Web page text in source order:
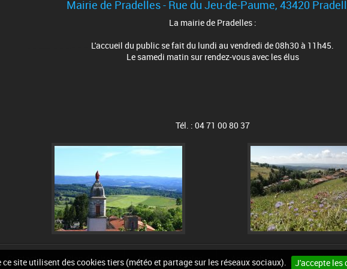
site utilisent des cookies tiers (météo et partage sur les réseaux sociaux). J'accepte les
Mairie de Pradelles - Rue du Jeu-de-Paume, 43420
La mairie de Pradelles :
L'accueil du public se fait du lundi au vendredi de 08h30 à 11h45.
Le samedi matin sur rendez-vous avec les élus
Tél. : 04 71 00 80 37
Contact Plan du site Mentions légales Accessibilité Cookies